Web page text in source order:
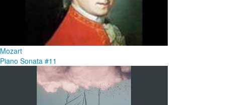
Mozart
Piano Sonata #11